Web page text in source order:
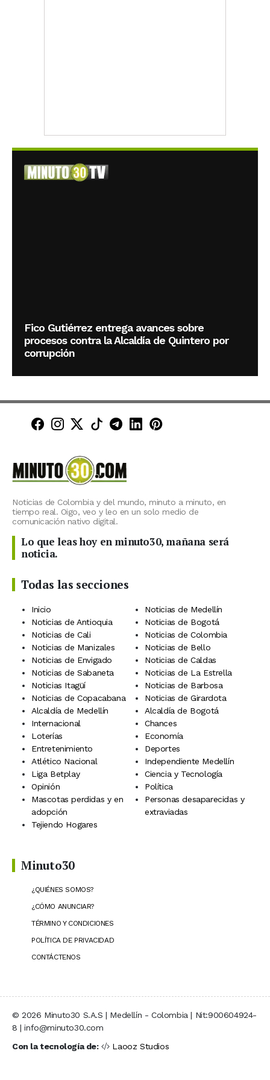
Fico Gutiérrez entrega avances sobre
procesos contra la Alcaldía de Quintero por
corrupción
Minuto30 en Facebook
Minuto30 en Instagram
Minuto30 en X (Twitter)
Minuto30 en TikTok
Canal de Minuto30 en
Minuto30 en LinkedIn
Minuto30 en
Noticias de Colombia y del mundo, minuto a minuto, en
tiempo real. Oigo, veo y leo en un solo medio de
comunicación nativo digital.
Lo que leas hoy en minuto30, mañana será
noticia.
Todas las secciones
Inicio
Noticias de Medellín
Noticias de Antioquia
Noticias de Bogotá
Noticias de Cali
Noticias de Colombia
Noticias de Manizales
Noticias de Bello
Noticias de Envigado
Noticias de Caldas
Noticias de Sabaneta
Noticias de La Estrella
Noticias Itagüí
Noticias de Barbosa
Noticias de Copacabana
Noticias de Girardota
Alcaldía de Medellín
Alcaldía de Bogotá
Internacional
Chances
Loterías
Economía
Entretenimiento
Deportes
Atlético Nacional
Independiente Medellín
Liga Betplay
Ciencia y Tecnología
Opinión
Política
Mascotas perdidas y en
adopción
Personas desaparecidas y
extraviadas
Tejiendo Hogares
Minuto30
¿QUIÉNES SOMOS?
¿CÓMO ANUNCIAR?
TÉRMINO Y CONDICIONES
POLÍTICA DE PRIVACIDAD
CONTÁCTENOS
© 2026 Minuto30 S.A.S | Medellín - Colombia | Nit:900604924-
8 | info@minuto30.com
Con la tecnología de:
Laooz Studios